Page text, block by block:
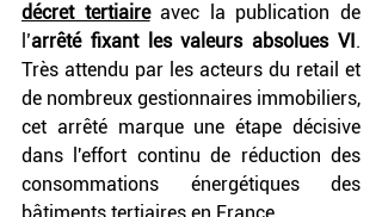
décret tertiaire avec la publication de
l’arrêté fixant les valeurs absolues VI.
Très attendu par les acteurs du retail et
de nombreux gestionnaires immobiliers,
cet arrêté marque une étape décisive
dans l'effort continu de réduction des
consommations énergétiques des